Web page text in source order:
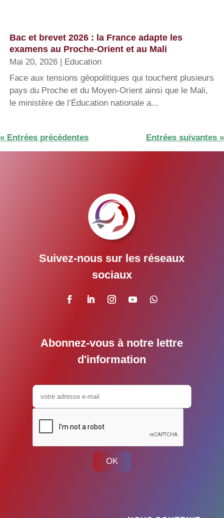
Bac et brevet 2026 : la France adapte les
examens au Proche-Orient et au Mali
Mai 20, 2026
Education
Face aux tensions géopolitiques qui touchent plusieurs
pays du Proche et du Moyen-Orient ainsi que le Mali,
le ministère de l’Éducation nationale a...
« Entrées précédentes Entrées suivantes »
Suivez-nous sur les réseaux
sociaux
Abonnez-vous à notre lettre
d'information
OK